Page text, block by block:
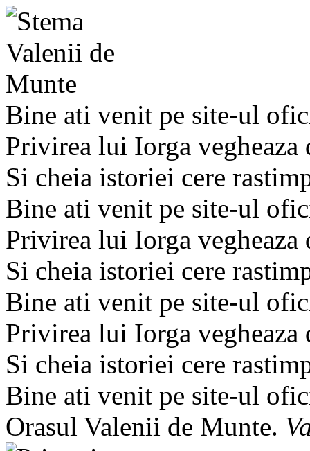
Bine ati venit pe site-ul
Privirea lui Iorga
Si cheia istoriei cere
Bine ati venit pe site-ul
Privirea lui Iorga
Si cheia istoriei cere
Bine ati venit pe site-ul
Privirea lui Iorga
Si cheia istoriei cere
Bine ati venit pe site-ul
Orasul Valenii de Munte.